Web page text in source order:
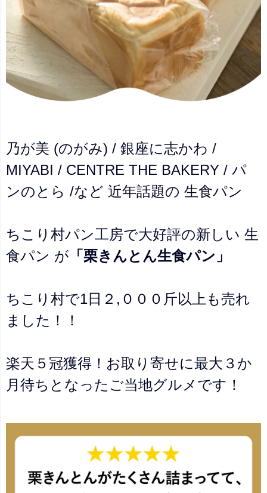
乃が美 (のがみ) / 銀座に志かわ /
MIYABI / CENTRE THE BAKERY / パ
ンのとら /など 近年話題の 生食パン
ちこり村パン工房で大好評の新しい 生
食パン が 「栗きんとん生食パン」
ちこり村で1日２,０００斤以上も売れ
ました！！
楽天５冠獲得！お取り寄せに最大３か
月待ちとなったご当地グルメです！